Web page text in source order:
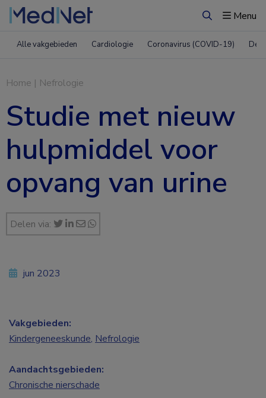
ZoekenMenu
Alle vakgebieden Cardiologie Coronavirus (COVID-19)
Home | Nefrologie
Studie met nieuw
hulpmiddel voor
opvang van urine
Delen via:
jun 2023
Vakgebieden:
Kindergeneeskunde, Nefrologie
Aandachtsgebieden:
Chronische nierschade